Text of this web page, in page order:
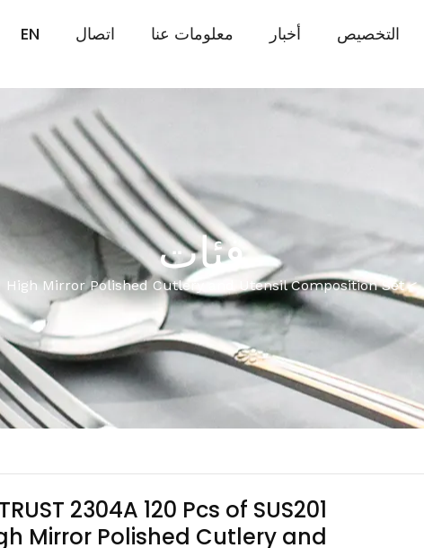
التخصيص أخبار معلومات عنا اتصال EN
فئات
High Mirror Polished Cutlery and Utensil Composition Set
2304A 120 Pcs of SUS201
Mirror Polished Cutlery and